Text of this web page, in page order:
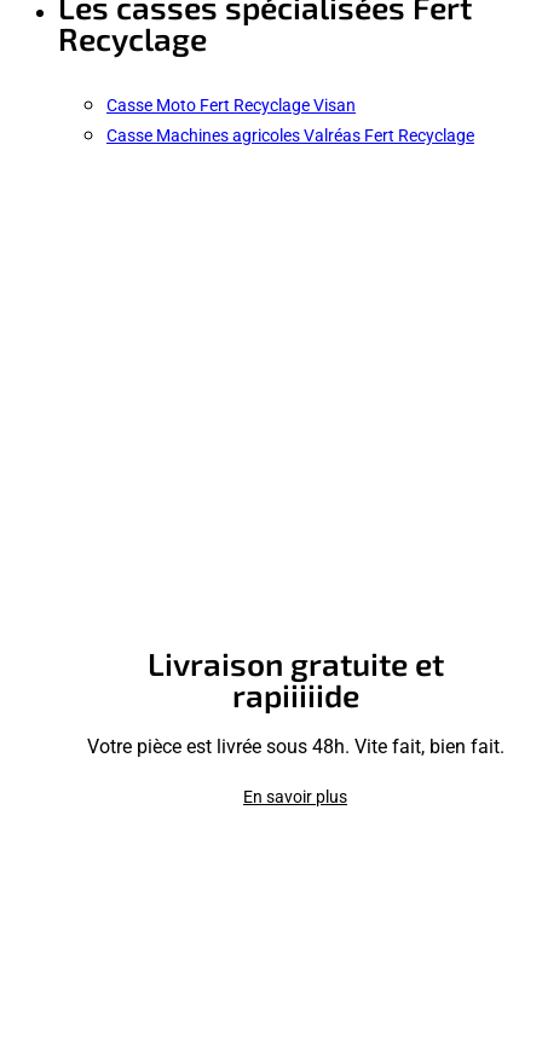
Recyclage
Casse Moto Fert Recyclage Visan
Casse Machines agricoles Valréas Fert Recyclage
Livraison gratuite et
rapiiiiide
Votre pièce est livrée sous 48h. Vite fait, bien fait.
En savoir plus